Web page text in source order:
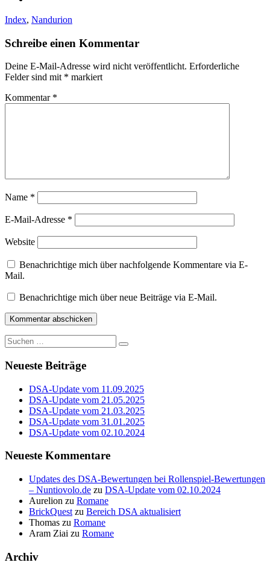
Index, Nandurion
Schreibe einen Kommentar
Deine E-Mail-Adresse wird nicht veröffentlicht. Erforderliche
Felder sind mit * markiert
Kommentar *
Name *
E-Mail-Adresse *
Website
Benachrichtige mich über nachfolgende Kommentare via E-
Mail.
Benachrichtige mich über neue Beiträge via E-Mail.
Suche
nach:
Neueste Beiträge
DSA-Update vom 11.09.2025
DSA-Update vom 21.05.2025
DSA-Update vom 21.03.2025
DSA-Update vom 31.01.2025
DSA-Update vom 02.10.2024
Neueste Kommentare
Updates des DSA-Bewertungen bei Rollenspiel-Bewertungen
– Nuntiovolo.de zu DSA-Update vom 02.10.2024
Aurelion zu Romane
BrickQuest zu Bereich DSA aktualisiert
Thomas zu Romane
Aram Ziai zu Romane
Archiv